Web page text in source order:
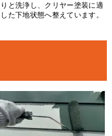
りと洗浄し、クリヤー塗装に適
した下地状態へ整えています。